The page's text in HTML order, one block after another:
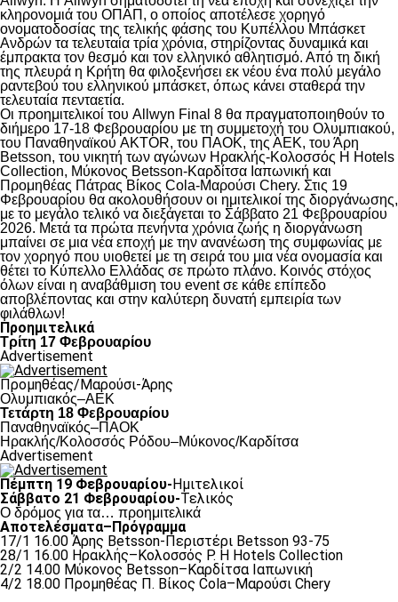
κληρονομιά του ΟΠΑΠ, ο οποίος αποτέλεσε χορηγό
ονοματοδοσίας της τελικής φάσης του Κυπέλλου Μπάσκετ
Ανδρών τα τελευταία τρία χρόνια, στηρίζοντας δυναμικά και
έμπρακτα τον θεσμό και τον ελληνικό αθλητισμό. Από τη δική
της πλευρά η Κρήτη θα φιλοξενήσει εκ νέου ένα πολύ μεγάλο
ραντεβού του ελληνικού μπάσκετ, όπως κάνει σταθερά την
τελευταία πενταετία.
Οι προημιτελικοί του Allwyn Final 8 θα πραγματοποιηθούν το
διήμερο 17-18 Φεβρουαρίου με τη συμμετοχή του Ολυμπιακού,
του Παναθηναϊκού AKTOR, του ΠΑΟΚ, της ΑΕΚ, του Άρη
Betsson, του νικητή των αγώνων Ηρακλής-Κολοσσός H Hotels
Collection, Μύκονος Betsson-Καρδίτσα Ιαπωνική και
Προμηθέας Πάτρας Βίκος Cola-Μαρούσι Chery. Στις 19
Φεβρουαρίου θα ακολουθήσουν οι ημιτελικοί της διοργάνωσης,
με το μεγάλο τελικό να διεξάγεται το Σάββατο 21 Φεβρουαρίου
2026. Μετά τα πρώτα πενήντα χρόνια ζωής η διοργάνωση
μπαίνει σε μια νέα εποχή με την ανανέωση της συμφωνίας με
τον χορηγό που υιοθετεί με τη σειρά του μια νέα ονομασία και
θέτει το Κύπελλο Ελλάδας σε πρώτο πλάνο. Κοινός στόχος
όλων είναι η αναβάθμιση του event σε κάθε επίπεδο
αποβλέποντας και στην καλύτερη δυνατή εμπειρία των
φιλάθλων!
Προημιτελικά
Τρίτη 17 Φεβρουαρίου
Advertisement
Προμηθέας/Μαρούσι-Άρης
Ολυμπιακός–ΑΕΚ
Τετάρτη 18 Φεβρουαρίου
Παναθηναϊκός–ΠΑΟΚ
Hρακλής/Κολοσσός Ρόδου–Μύκονος/Καρδίτσα
Advertisement
Πέμπτη 19 Φεβρουαρίου-Ημιτελικοί
Σάββατο 21 Φεβρουαρίου-Τελικός
Ο δρόμος για τα… προημιτελικά
Αποτελέσματα–Πρόγραμμα
17/1 16.00 Άρης Betsson-Περιστέρι Betsson 93-75
28/1 16.00 Ηρακλής–Κολοσσός Ρ. H Hotels Collection
2/2 14.00 Μύκονος Betsson–Καρδίτσα Ιαπωνική
4/2 18.00 Προμηθέας Π. Βίκος Cola–Μαρούσι Chery